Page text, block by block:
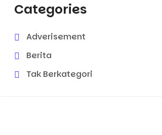
Categories
Adverisement
Berita
Tak Berkategori